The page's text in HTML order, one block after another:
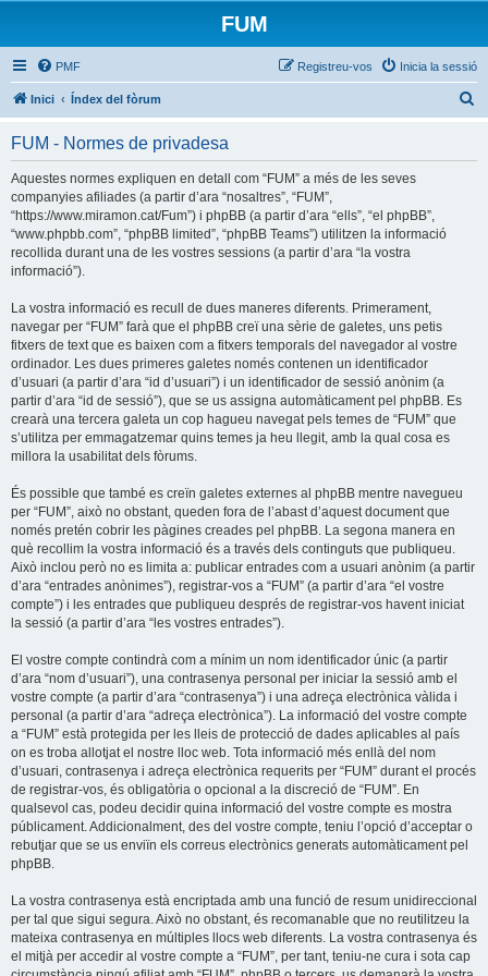
FUM
PMF Inicia la sessió
Registreu-vos
Inici Índex del fòrum
FUM - Normes de privadesa
Aquestes normes expliquen en detall com “FUM” a més de les seves
companyies afiliades (a partir d’ara “nosaltres”, “FUM”,
“https://www.miramon.cat/Fum”) i phpBB (a partir d’ara “ells”, “el phpBB”,
“www.phpbb.com”, “phpBB limited”, “phpBB Teams”) utilitzen la informació
recollida durant una de les vostres sessions (a partir d’ara “la vostra
informació”).
La vostra informació es recull de dues maneres diferents. Primerament,
navegar per “FUM” farà que el phpBB creï una sèrie de galetes, uns petis
fitxers de text que es baixen com a fitxers temporals del navegador al vostre
ordinador. Les dues primeres galetes només contenen un identificador
d’usuari (a partir d’ara “id d’usuari”) i un identificador de sessió anònim (a
partir d’ara “id de sessió”), que se us assigna automàticament pel phpBB. Es
crearà una tercera galeta un cop hagueu navegat pels temes de “FUM” que
s’utilitza per emmagatzemar quins temes ja heu llegit, amb la qual cosa es
millora la usabilitat dels fòrums.
És possible que també es creïn galetes externes al phpBB mentre navegueu
per “FUM”, això no obstant, queden fora de l’abast d’aquest document que
només pretén cobrir les pàgines creades pel phpBB. La segona manera en
què recollim la vostra informació és a través dels continguts que publiqueu.
Això inclou però no es limita a: publicar entrades com a usuari anònim (a partir
d’ara “entrades anònimes”), registrar-vos a “FUM” (a partir d’ara “el vostre
compte”) i les entrades que publiqueu després de registrar-vos havent iniciat
la sessió (a partir d’ara “les vostres entrades”).
El vostre compte contindrà com a mínim un nom identificador únic (a partir
d’ara “nom d’usuari”), una contrasenya personal per iniciar la sessió amb el
vostre compte (a partir d’ara “contrasenya”) i una adreça electrònica vàlida i
personal (a partir d’ara “adreça electrònica”). La informació del vostre compte
a “FUM” està protegida per les lleis de protecció de dades aplicables al país
on es troba allotjat el nostre lloc web. Tota informació més enllà del nom
d’usuari, contrasenya i adreça electrònica requerits per “FUM” durant el procés
de registrar-vos, és obligatòria o opcional a la discreció de “FUM”. En
qualsevol cas, podeu decidir quina informació del vostre compte es mostra
públicament. Addicionalment, des del vostre compte, teniu l’opció d’acceptar o
rebutjar que se us enviïn els correus electrònics generats automàticament pel
phpBB.
La vostra contrasenya està encriptada amb una funció de resum unidireccional
per tal que sigui segura. Això no obstant, és recomanable que no reutilitzeu la
mateixa contrasenya en múltiples llocs web diferents. La vostra contrasenya és
el mitjà per accedir al vostre compte a “FUM”, per tant, teniu-ne cura i sota cap